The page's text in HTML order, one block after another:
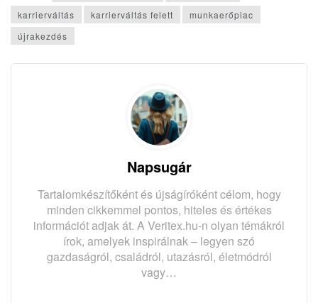
karrierváltás karrierváltás felett
munkaerőpiac
újrakezdés
Napsugár
Tartalomkészítőként és újságíróként célom, hogy
minden cikkemmel pontos, hiteles és értékes
információt adjak át. A Veritex.hu-n olyan témákról
írok, amelyek inspirálnak – legyen szó
gazdaságról, családról, utazásról, életmódról
vagy…